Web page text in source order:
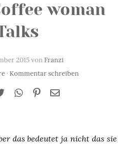
woman
2015 vonFranzi
· Kommentar schreiben
das bedeutet ja nicht das sie